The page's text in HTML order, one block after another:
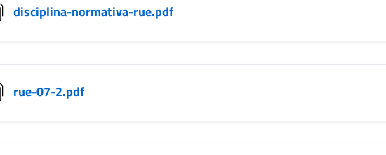
disciplina-normativa-rue.pdf
rue-07-2.pdf